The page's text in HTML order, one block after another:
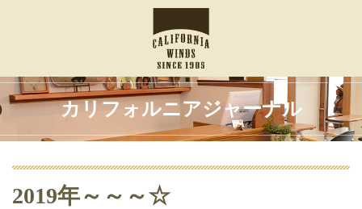
カリフォルニアジャーナル
2019年～～～☆